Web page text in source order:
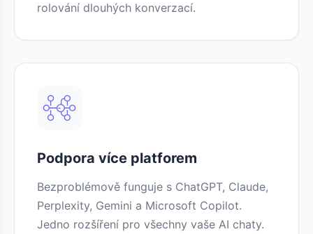
rolování dlouhých konverzací.
Podpora více platforem
Bezproblémově funguje s ChatGPT, Claude,
Perplexity, Gemini a Microsoft Copilot.
Jedno rozšíření pro všechny vaše AI chaty.